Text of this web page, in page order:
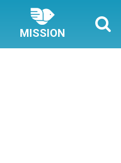
MISSION